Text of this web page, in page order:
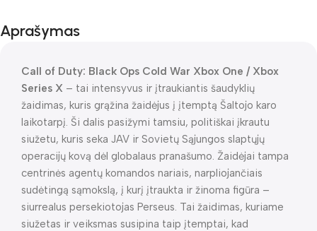
Aprašymas
Call of Duty: Black Ops Cold War Xbox One / Xbox
Series X – tai intensyvus ir įtraukiantis šaudyklių
žaidimas, kuris grąžina žaidėjus į įtemptą Šaltojo karo
laikotarpį. Ši dalis pasižymi tamsiu, politiškai įkrautu
siužetu, kuris seka JAV ir Sovietų Sąjungos slaptųjų
operacijų kovą dėl globalaus pranašumo. Žaidėjai tampa
centrinės agentų komandos nariais, narpliojančiais
sudėtingą sąmokslą, į kurį įtraukta ir žinoma figūra –
siurrealus persekiotojas Perseus. Tai žaidimas, kuriame
siužetas ir veiksmas susipina taip įtemptai, kad